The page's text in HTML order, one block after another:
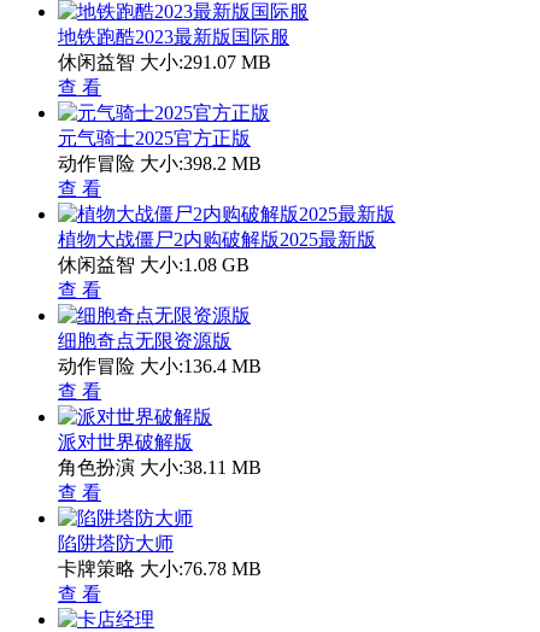
地铁跑酷2023最新版国际服
休闲益智 大小:291.07 MB
查 看
元气骑士2025官方正版
动作冒险 大小:398.2 MB
查 看
植物大战僵尸2内购破解版2025最新版
休闲益智 大小:1.08 GB
查 看
细胞奇点无限资源版
动作冒险 大小:136.4 MB
查 看
派对世界破解版
角色扮演 大小:38.11 MB
查 看
陷阱塔防大师
卡牌策略 大小:76.78 MB
查 看